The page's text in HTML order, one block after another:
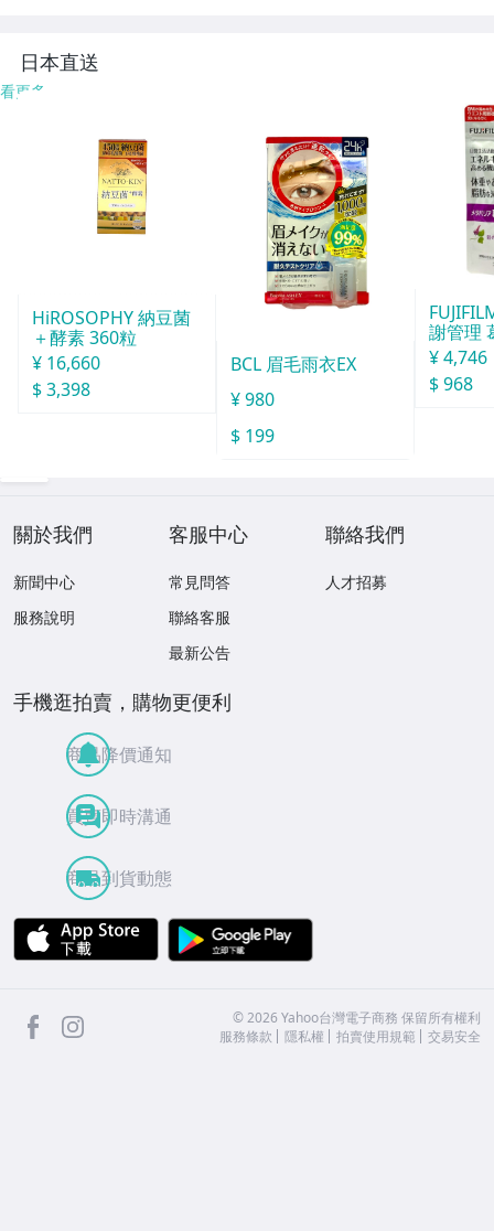
日本直送
看更多
HiROSOPHY 納豆菌
＋酵素 360粒
¥ 16,660
$ 3,398
BCL 眉毛雨衣EX
¥ 980
$ 199
謝管理
30日份
¥ 4,746
$ 968
關於我們
新聞中心
服務說明
客服中心
常見問答
聯絡客服
最新公告
聯絡我們
人才招募
手機逛拍賣，購物更便利
商品降價通知
買賣即時溝通
商品到貨動態
APP Store
facebook ©2026 Yahoo台灣電子商務 保留所有權利
服務條款
隱私權 拍賣使用規範 交易安全